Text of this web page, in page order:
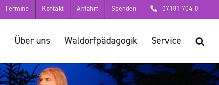
Termine Kontakt Anfahrt Spenden 07181 704-0
Über uns Waldorfpädagogik Service